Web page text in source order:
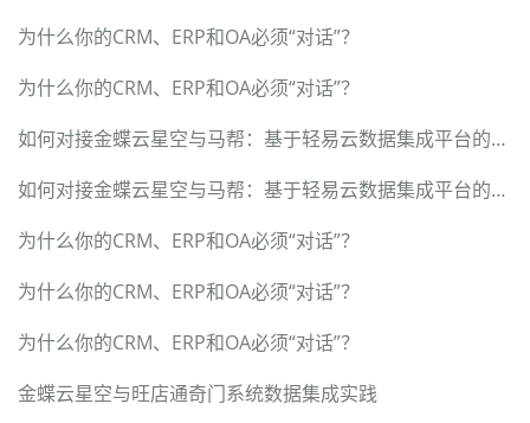
为什么你的CRM、ERP和OA必须“对话”？
为什么你的CRM、ERP和OA必须“对话”？
如何对接金蝶云星空与马帮：基于轻易云数据集成平台的完整方案
如何对接金蝶云星空与马帮：基于轻易云数据集成平台的完整方案
为什么你的CRM、ERP和OA必须“对话”？
为什么你的CRM、ERP和OA必须“对话”？
为什么你的CRM、ERP和OA必须“对话”？
金蝶云星空与旺店通奇门系统数据集成实践